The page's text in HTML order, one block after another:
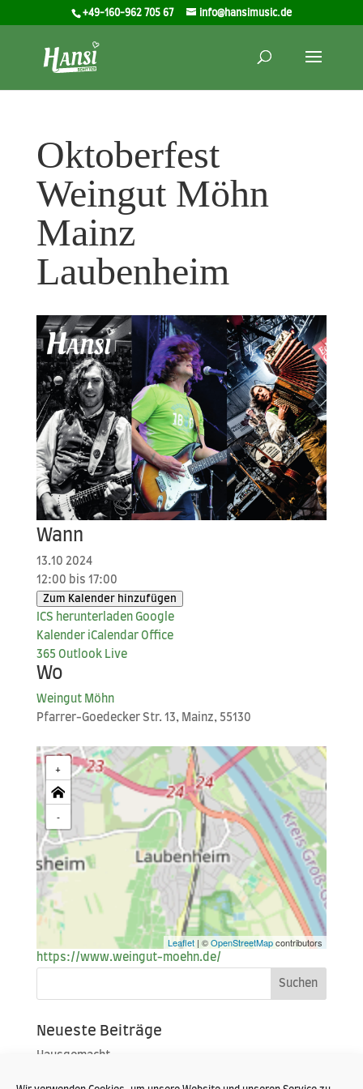
+49-160-962 705 67 info@hansimusic.de
Oktoberfest
Weingut Möhn
Mainz
Laubenheim
Wann
13.10 2024
12:00 bis 17:00
Zum Kalender hinzufügen
ICS her­un­ter­la­den Goog­le
Kalender iCal­en­dar Office
365 Out­look Live
Wo
Wein­gut Möhn
Pfar­rer-Goe­de­cker Str. 13, Mainz, 55130
+
-
Leaflet | ©OpenStreetMapcontributors
https://www.weingut-moehn.de/
Neueste Beiträge
Hausgemacht